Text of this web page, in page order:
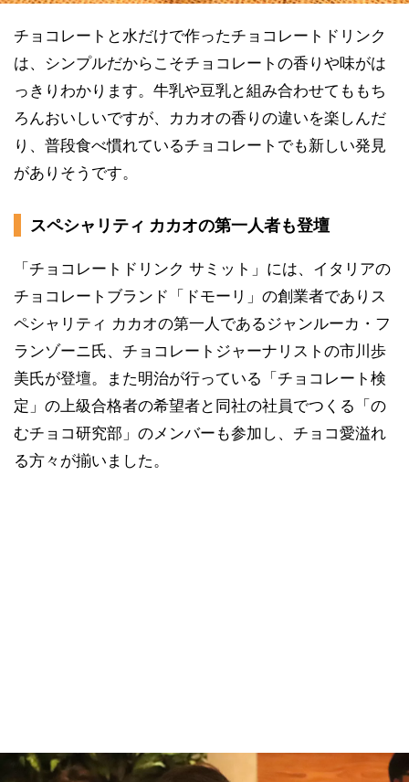
チョコレートと水だけで作ったチョコレートドリンク
は、シンプルだからこそチョコレートの香りや味がは
っきりわかります。牛乳や豆乳と組み合わせてももち
ろんおいしいですが、カカオの香りの違いを楽しんだ
り、普段食べ慣れているチョコレートでも新しい発見
がありそうです。
スペシャリティ カカオの第一人者も登壇
「チョコレートドリンク サミット」には、イタリアの
チョコレートブランド「ドモーリ」の創業者でありス
ペシャリティ カカオの第一人であるジャンルーカ・フ
ランゾーニ氏、チョコレートジャーナリストの市川歩
美氏が登壇。また明治が行っている「チョコレート検
定」の上級合格者の希望者と同社の社員でつくる「の
むチョコ研究部」のメンバーも参加し、チョコ愛溢れ
る方々が揃いました。